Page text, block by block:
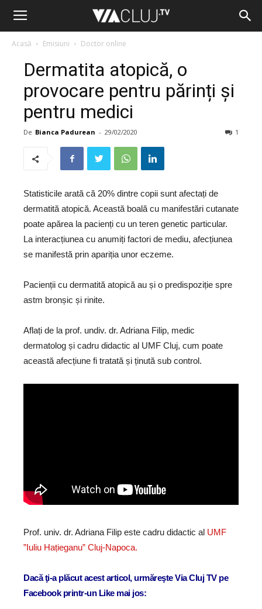
Acasă Emisiuni Doctor online
Dermatita atopică, o
provocare pentru părinți și
pentru medici
De Bianca Padurean - 29/02/2020 1
Statisticile arată că 20% dintre copii sunt afectați de
dermatită atopică. Această boală cu manifestări cutanate
poate apărea la pacienți cu un teren genetic particular.
La interacțiunea cu anumiți factori de mediu, afecțiunea
se manifestă prin apariția unor eczeme.
Pacienții cu dermatită atopică au și o predispoziție spre
astm bronșic și rinite.
Aflați de la prof. undiv. dr. Adriana Filip, medic
dermatolog și cadru didactic al UMF Cluj, cum poate
această afecțiune fi tratată și ținută sub control.
Prof. univ. dr. Adriana Filip este cadru didactic al UMF
”Iuliu Hațieganu” Cluj-Napoca.
Dacă ţi-a plăcut acest articol, urmăreşte Via Cluj TV pe
Facebook printr-un Like mai jos: